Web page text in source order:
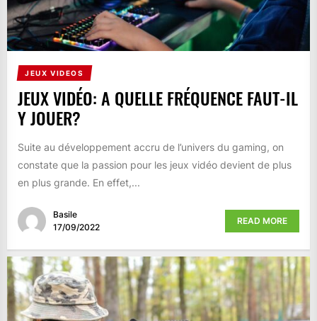
JEUX VIDEOS
JEUX VIDÉO: A QUELLE FRÉQUENCE FAUT-IL
Y JOUER?
Suite au développement accru de l’univers du gaming, on
constate que la passion pour les jeux vidéo devient de plus
en plus grande. En effet,...
Basile
17/09/2022
READ MORE